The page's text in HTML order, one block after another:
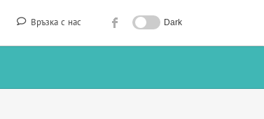
Връзка с нас Dark